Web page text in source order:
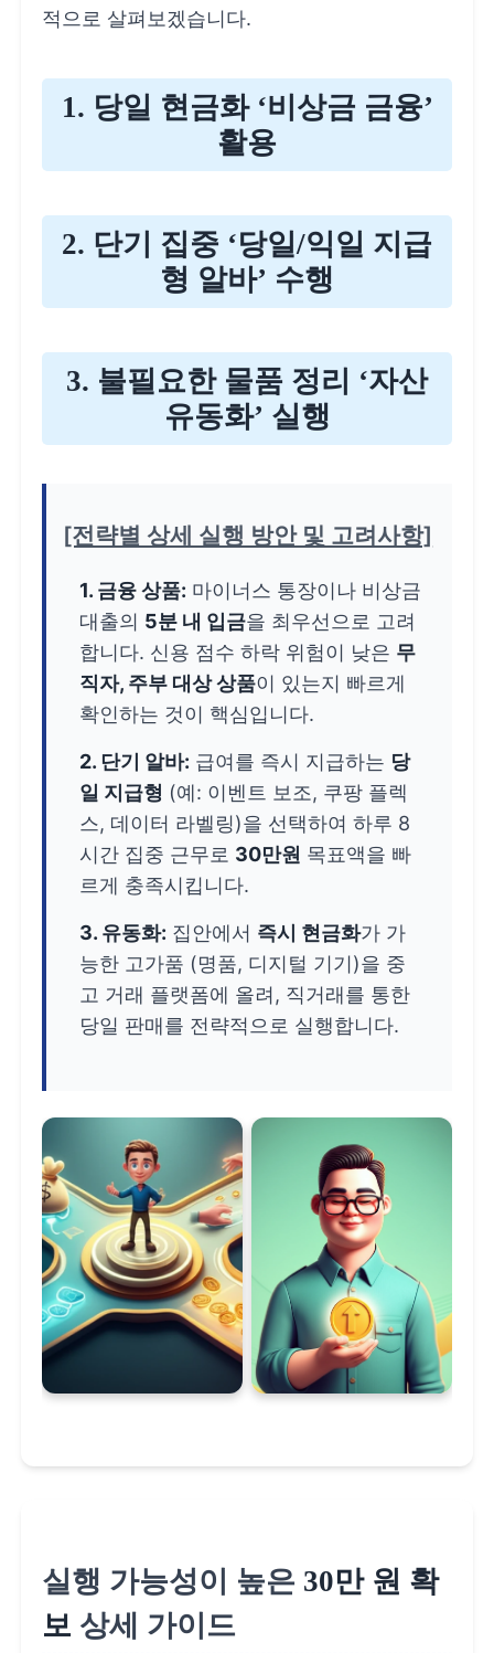
적으로 살펴보겠습니다.
1. 당일 현금화 ‘비상금 금융’
활용
2. 단기 집중 ‘당일/익일 지급
형 알바’ 수행
3. 불필요한 물품 정리 ‘자산
유동화’ 실행
[전략별 상세 실행 방안 및 고려사항]
1. 금융 상품: 마이너스 통장이나 비상금
대출의 5분 내 입금을 최우선으로 고려
합니다. 신용 점수 하락 위험이 낮은 무
직자, 주부 대상 상품이 있는지 빠르게
확인하는 것이 핵심입니다.
2. 단기 알바: 급여를 즉시 지급하는 당
일 지급형 (예: 이벤트 보조, 쿠팡 플렉
스, 데이터 라벨링)을 선택하여 하루 8
시간 집중 근무로 30만원 목표액을 빠
르게 충족시킵니다.
3. 유동화: 집안에서 즉시 현금화가 가
능한 고가품 (명품, 디지털 기기)을 중
고 거래 플랫폼에 올려, 직거래를 통한
당일 판매를 전략적으로 실행합니다.
실행 가능성이 높은 30만 원 확
보 상세 가이드